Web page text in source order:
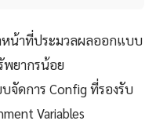
น้าที่ประมวลผลออกแบบ
พยากรน้อย
จัดการ Config ที่รองรับ
Variables